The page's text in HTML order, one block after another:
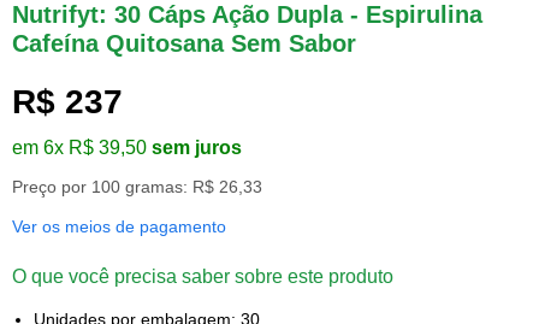
Nutrifyt: 30 Cáps Ação Dupla - Espirulina
Cafeína Quitosana Sem Sabor
R$ 237
em 6x R$ 39,50 sem juros
Preço por 100 gramas: R$ 26,33
Ver os meios de pagamento
O que você precisa saber sobre este produto
Unidades por embalagem: 30